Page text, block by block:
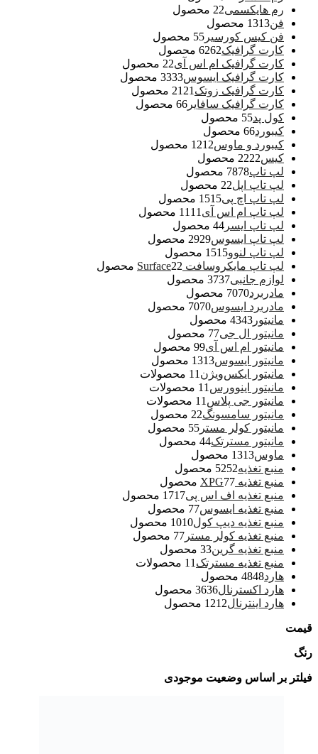
رم هایکسمی 22 محصول
فن
1313 محصول
فن کیس کورسیر
55 محصول
کارت گرافیک
6262 محصول
کارت گرافیک ام اس آی 22 محصول
کارت گرافیک ایسوس
3333 محصول
کارت گرافیک زوتک
21 21 محصول
کارت گرافیک سافایر
66 محصول
کول پد 55 محصول
کیبورد 66 محصول
کیبورد و ماوس
1212 محصول
کیس
2222 محصول
لپ تاپ
7878 محصول
لپ تاپ اپل 22 محصول
لپ تاپ اچ پی
1515 محصول
لپ تاپ ام اس آی
11 11 محصول
لپ تاپ ایسر
44 محصول
لپ تاپ ایسوس
2929 محصول
لپ تاپ لنوو
1515 محصول
لپ تاپ مایکروسافت Surface
22 محصول
لوازم جانبی
3737 محصول
مادربرد
7070 محصول
مادربرد ایسوس
7070 محصول
مانیتور
4343 محصول
مانیتور ال جی 77 محصول
مانیتور ام اس آی 99 محصول
مانیتور ایسوس
1313 محصول
مانیتور ایکس‌ویژن
1 1 محصولات
مانیتور اینوورس
1 1 محصولات
مانیتور جی پلاس
1 1 محصولات
مانیتور سامسونگ 22 محصول
مانیتور کولر مستر
55 محصول
مانیتور مسترتک 44 محصول
ماوس
1313 محصول
منبع تغذیه
5252 محصول
منبع تغذیه XPG
77 محصول
منبع تغذیه اف اس پی
1717 محصول
منبع تغذیه ایسوس 77 محصول
منبع تغذیه دیپ کول
1010 محصول
منبع تغذیه کولر مستر
77 محصول
منبع تغذیه گرین 33 محصول
منبع تغذیه مسترتک
1 1 محصولات
هارد
4848 محصول
هارد اکسترنال
3636 محصول
هارد اینترنال
1212 محصول
قیمت
رنگ
فیلتر بر اساس وضعیت موجودی